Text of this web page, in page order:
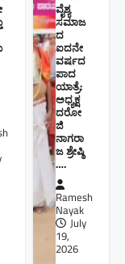
ವೈಶ್ಯ
ಸಮಾಜ
ದ
ಐದನೇ
ವರ್ಷದ
ಪಾದ
ಯಾತ್ರೆ:
ಅಧ್ಯಕ್ಷ
ದರೋ
ಜಿ
ನಾಗರಾ
ಜ ಶ್ರೇಷ್ಠಿ ​
….
Ramesh
Nayak
July
19,
2026